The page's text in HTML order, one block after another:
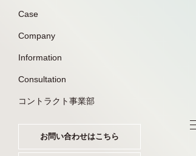
Case
Company
Information
Consultation
コントラクト事業部
お問い合わせはこちら